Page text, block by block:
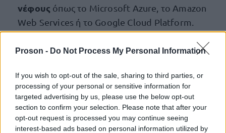
Proson - Do Not Process My Personal Information
If you wish to opt-out of the sale, sharing to third parties, or
processing of your personal or sensitive information for
targeted advertising by us, please use the below opt-out
section to confirm your selection. Please note that after your
opt-out request is processed you may continue seeing
interest-based ads based on personal information utilized by
νέφους όπως το Microsoft Azure, το Amazon
Web Services ή το Google Cloud Platform.
Ικανότητα στο σχεδιασμόεπεκτάσιμων και
DevOps.
Περιέργεια και νοοτροπία συνεχούς μάθησης
για να είστε ενημερωμένοι με τα πιο πρόσφατα
εργαλεία, τεχνολογίες και τάσεις AI.